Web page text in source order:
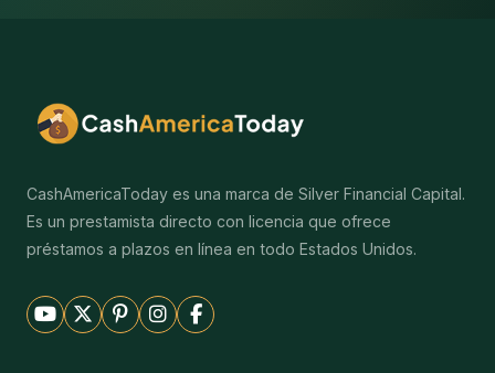
CashAmericaToday es una marca de Silver Financial Capital.
Es un prestamista directo con licencia que ofrece
préstamos a plazos en línea en todo Estados Unidos.